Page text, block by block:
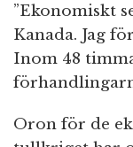
”Ekonomiskt
Kanada. Jag
Inom 48
Oron för de